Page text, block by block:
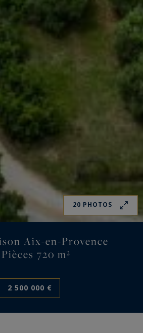
20 PHOTOS
Aix-en-Provence
Pièces 720 m²
2 500 000 €